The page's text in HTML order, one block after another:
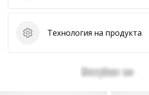
Технология на продукта
Технология на продукта